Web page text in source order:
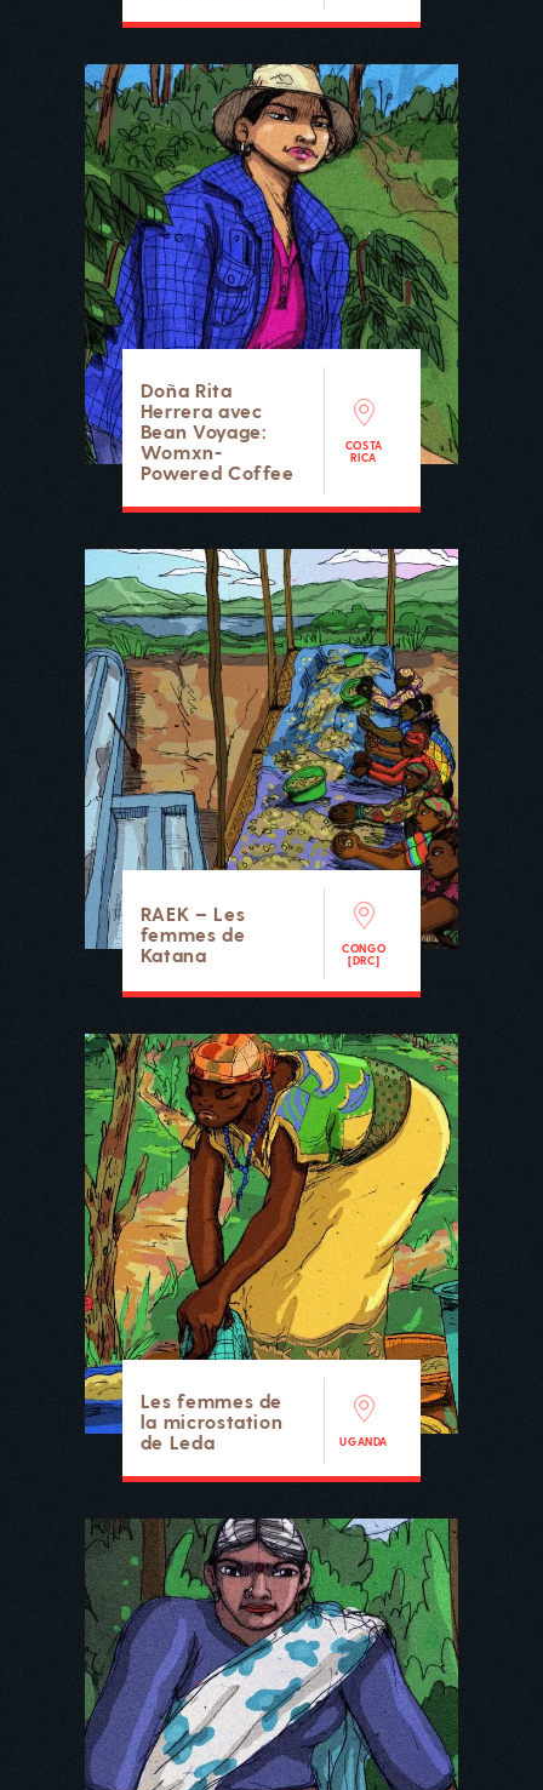
Doña Rita
Herrera avec
Bean Voyage:
Womxn-
Powered Coffee
COSTA
RICA
RAEK – Les
femmes de
Katana
CONGO
[DRC]
Les femmes de
la microstation
de Leda
UGANDA